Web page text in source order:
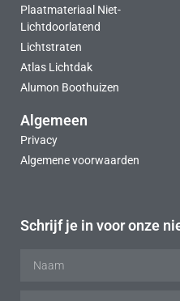
Plaatmateriaal Niet-
Lichtdoorlatend
Lichtstraten
Atlas Lichtdak
Alumon Boothuizen
Algemeen
Privacy
Algemene voorwaarden
Schrijf je in voor onze